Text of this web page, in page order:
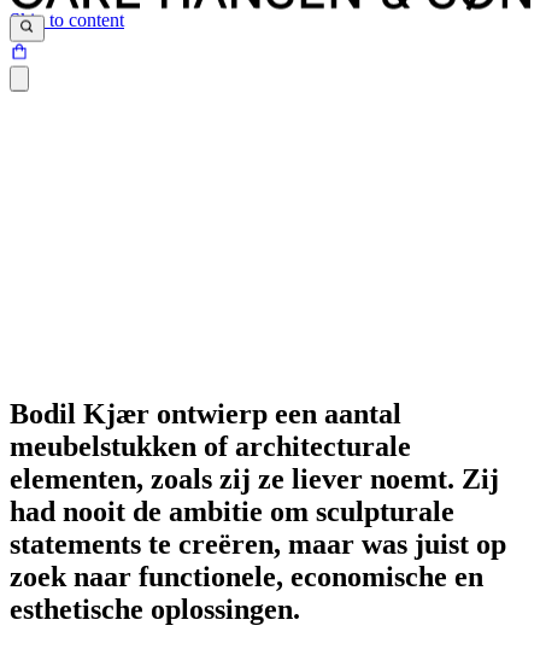
Skip to content
Bodil Kjær ontwierp een aantal
meubelstukken of architecturale
elementen, zoals zij ze liever noemt. Zij
had nooit de ambitie om sculpturale
statements te creëren, maar was juist op
zoek naar functionele, economische en
esthetische oplossingen.